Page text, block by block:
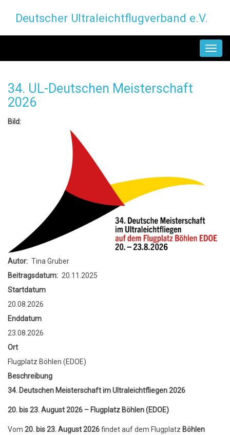
Inhalt
Deutscher Ultraleichtflugverband e.V.
34. UL-Deutschen Meisterschaft
2026
Bild
Autor
Tina Gruber
Beitragsdatum
20.11.2025
Startdatum
20.08.2026
Enddatum
23.08.2026
Ort
Flugplatz Böhlen (EDOE)
Beschreibung
34. Deutschen Meisterschaft im Ultraleichtfliegen 2026
20. bis 23. August 2026 – Flugplatz Böhlen (EDOE)
Vom 20. bis 23. August 2026findet auf dem Flugplatz Böhlen